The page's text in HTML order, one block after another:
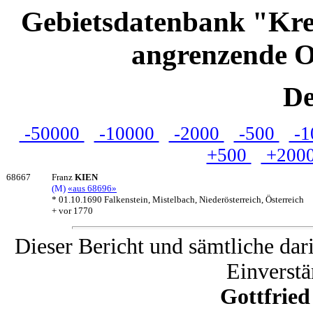
Gebietsdatenbank
angrenzende
-50000 -10000 -2000 -500
-
+500
68667 Franz KIEN
(M) «aus 68696»
* 01.10.1690 Falkenstein, Mistelbach, Niederösterreich, Österreich
+ vor 1770
Dieser Bericht und sämtliche
Gottfried